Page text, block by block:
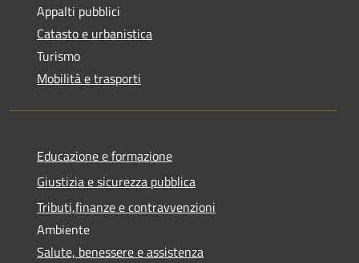
Appalti pubblici
Catasto e urbanistica
Turismo
Mobilità e trasporti
Educazione e formazione
Giustizia e sicurezza pubblica
Tributi,finanze e contravvenzioni
Ambiente
Salute, benessere e assistenza